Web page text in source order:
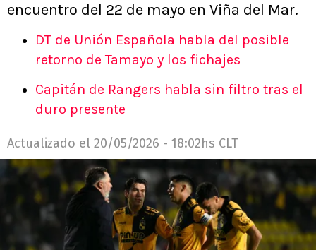
encuentro del 22 de mayo en Viña del Mar.
DT de Unión Española habla del posible
retorno de Tamayo y los fichajes
Capitán de Rangers habla sin filtro tras el
duro presente
Actualizado el 20/05/2026 - 18:02hs CLT